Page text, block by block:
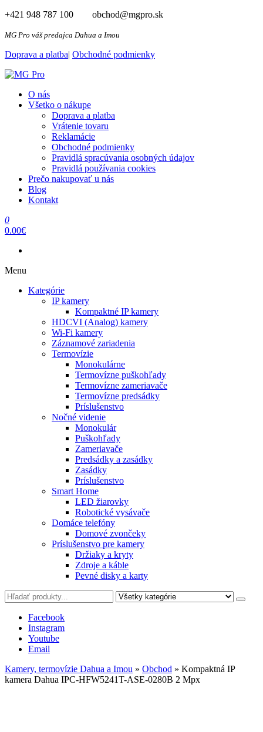
Preskočiť
obsah
+421 948 787 100 obchod@mgpro.sk
MG Pro váš predajca Dahua a Imou
Doprava a platba| Obchodné podmienky
MG Pro
Autorizovaný distribútor Dahua a Imou
O nás
Všetko o nákupe
Doprava a platba
Vrátenie tovaru
Reklamácie
Obchodné podmienky
Pravidlá spracúvania osobných údajov​
Pravidlá používania cookies
Prečo nakupovať u nás
Blog
Kontakt
0
0.00€
Menu
Kategórie
IP kamery
Kompaktné IP kamery
HDCVI (Analog) kamery
Wi-Fi kamery
Záznamové zariadenia
Termovízie
Monokulárne
Termovízne puškohľady
Termovízne zameriavače
Termovízne predsádky
Príslušenstvo
Nočné videnie
Monokulár
Puškohľady
Zameriavače
Predsádky a zasádky
Zasádky
Príslušenstvo
Smart Home
LED žiarovky
Robotické vysávače
Domáce telefóny
Domové zvončeky
Príslušenstvo pre kamery
Držiaky a kryty
Zdroje a káble
Pevné disky a karty
Facebook
Instagram
Youtube
Email
Kamery, termovízie Dahua a Imou » Obchod » Kompaktná IP
kamera Dahua IPC-HFW5241T-ASE-0280B 2 Mpx